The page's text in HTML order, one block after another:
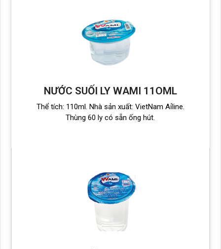
NƯỚC SUỐI LY WAMI 11OML
Thể tích: 110ml. Nhà sản xuất: VietNam Aỉline.
Thùng 60 ly có sẵn ống hút.